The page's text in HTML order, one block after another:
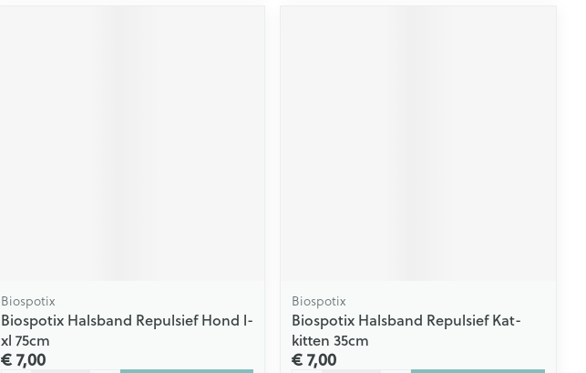
Biospotix
Biospotix Halsband Repulsief Hond l-
xl 75cm
€ 7,00
Biospotix
Biospotix Halsband Repulsief Kat-
kitten 35cm
€ 7,00